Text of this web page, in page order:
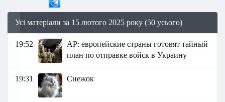
Усі матеріали за 15 лютого 2025 року (50 усього)
19:52
AP: европейские страны готовят тайный
план по отправке войск в Украину
19:31 Снежок